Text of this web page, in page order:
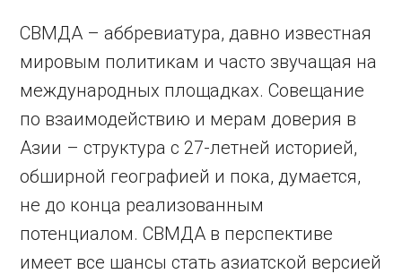
СВМДА – аббревиатура, давно известная
мировым политикам и часто звучащая на
международных площадках. Совещание
по взаимодействию и мерам доверия в
Азии – структура с 27-летней историей,
обширной географией и пока, думается,
не до конца реализованным
потенциалом. СВМДА в перспективе
имеет все шансы стать азиатской версией